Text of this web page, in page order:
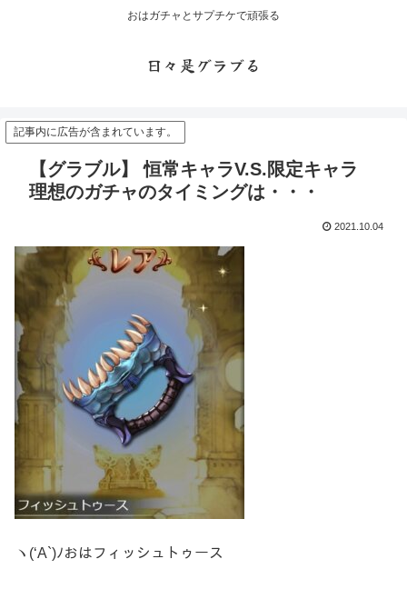
おはガチャとサプチケで頑張る
日々是グラブる
記事内に広告が含まれています。
【グラブル】 恒常キャラV.S.限定キャラ
理想のガチャのタイミングは・・・
2021.10.04
ヽ(‘A`)ﾉおはフィッシュトゥース